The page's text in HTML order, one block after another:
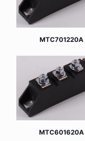
MTC701220A
MTC601620A